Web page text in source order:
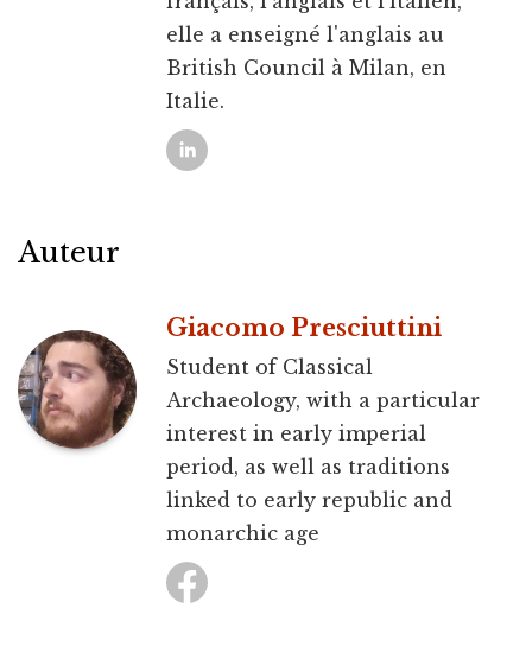
elle a enseigné l'anglais au
British Council à Milan, en
Italie.
Auteur
Giacomo Presciuttini
Student of Classical
Archaeology, with a particular
interest in early imperial
period, as well as traditions
linked to early republic and
monarchic age